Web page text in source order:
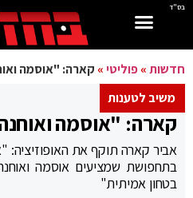
בס"ד
חדשות»פוליטי» קארה: "אוסמה
משיב לטענות
קארה: "אוסמה
אביר קארה תוקף את האופוזיציה:
בתחפושת שמציעים אוסמה
בטחון אמיתית"